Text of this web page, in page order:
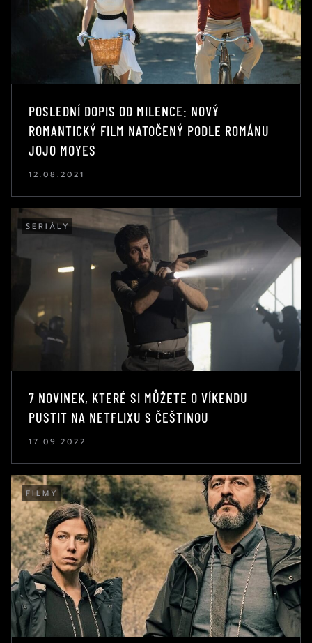
POSLEDNÍ DOPIS OD MILENCE: NOVÝ
ROMANTICKÝ FILM NATOČENÝ PODLE ROMÁNU
JOJO MOYES
12.08.2021
SERIÁLY
7 NOVINEK, KTERÉ SI MŮŽETE O VÍKENDU
PUSTIT NA NETFLIXU S ČEŠTINOU
17.09.2022
FILMY